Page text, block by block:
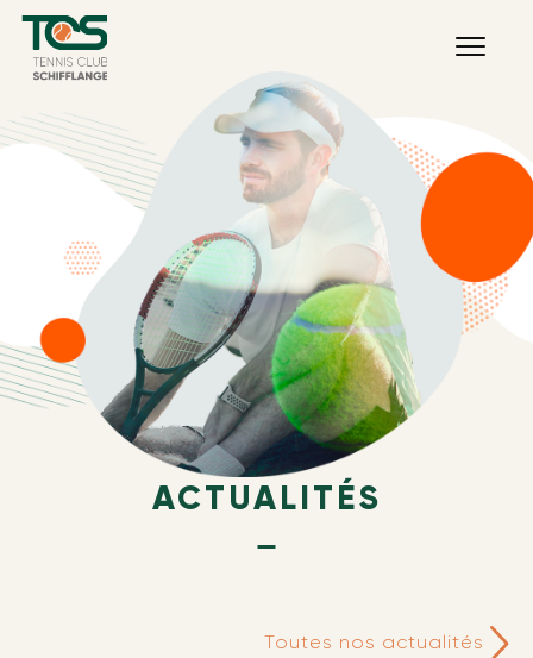
ACTUALITÉS
Toutes nos actualités